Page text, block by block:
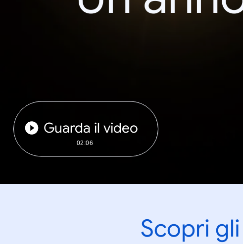
Guarda il video
02:06
Scopri